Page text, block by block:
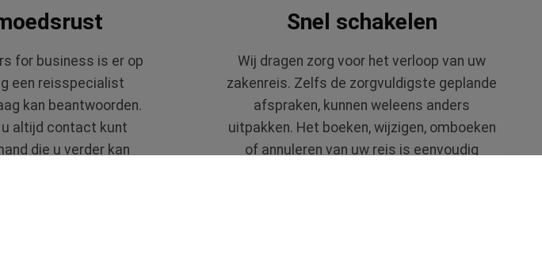
for business is er op
een reisspecialist
kan beantwoorden.
altijd contact kunt
die u verder kan
Snel schakelen
Wij dragen zorg voor het verloop van uw
zakenreis. Zelfs de zorgvuldigste geplande
afspraken, kunnen weleens anders
uitpakken. Het boeken, wijzigen, omboeken
of annuleren van uw reis is eenvoudig